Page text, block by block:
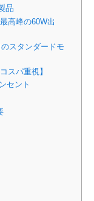
品
高峰の60W出
スタンダードモ
スパ重視】
セント